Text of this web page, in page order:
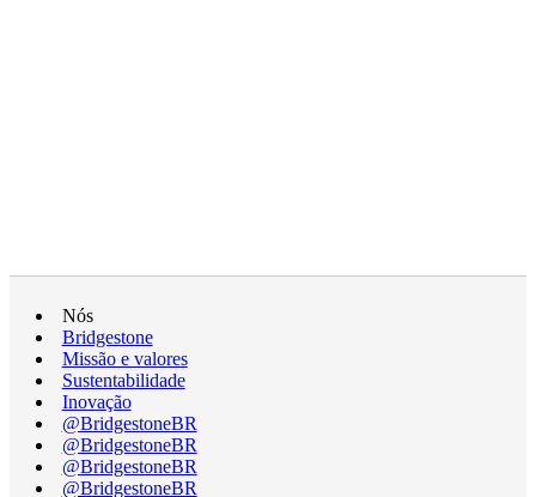
Nós
Bridgestone
Missão e valores
Sustentabilidade
Inovação
@BridgestoneBR
@BridgestoneBR
@BridgestoneBR
@BridgestoneBR